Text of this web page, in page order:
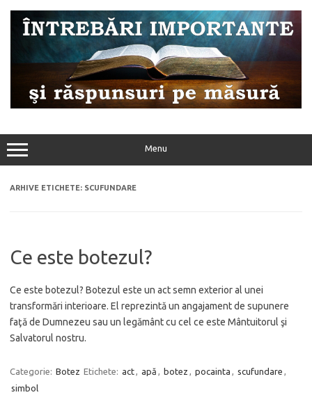
conținut
Menu
ARHIVE ETICHETE: SCUFUNDARE
Ce este botezul?
Ce este botezul? Botezul este un act semn exterior al unei
transformări interioare. El reprezintă un angajament de supunere
faţă de Dumnezeu sau un legământ cu cel ce este Mântuitorul şi
Salvatorul nostru.
Categorie: Botez Etichete: act apă botez pocainta scufundare
simbol